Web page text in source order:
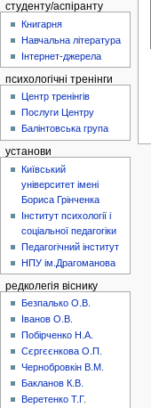
студенту/аспіранту
Книгарня
Навчальна література
Інтернет-джерела
психологічні тренінги
Центр тренінгів
Послуги Центру
Балінтовська група
установи
Київський
університет імені
Бориса Грінченка
Інститут психології і
соціальної педагогіки
Педагогічний інститут
НПУ ім.Драгоманова
редколегія віснику
Безпалько О.В.
Іванов О.В.
Побірченко Н.А.
Сєргєєнкова О.П.
Чернобровкін В.М.
Бакланов К.В.
Веретенко Т.Г.